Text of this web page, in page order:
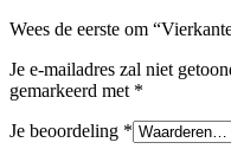
Wees de eerste om
Je e-mailadres zal niet
gemarkeerd met *
Je beoordeling *